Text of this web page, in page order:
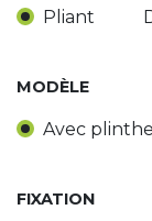
Pliant
MODÈLE
Avec plinthe
FIXATION